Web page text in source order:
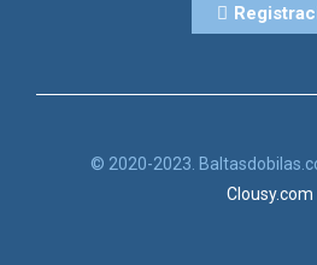
© 2020-2023.
Clousy.com